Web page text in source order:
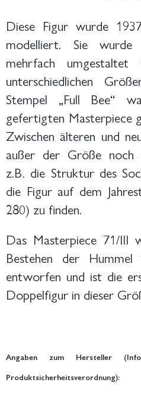
Diese Figur wurde
modelliert. Sie
mehrfach
unterschiedlichen
Stempel „Full Bee“
gefertigten Masterpiece
Zwischen älteren und
außer der Größe noch
z.B. die Struktur des
die Figur auf dem
280) zu finden.
Das Masterpiece 71/III
Bestehen der
entworfen und ist die
Doppelfigur in dieser
Angaben zum Hersteller
Produktsicherheitsverordnung):